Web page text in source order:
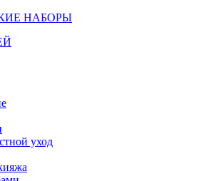
НАБОРЫ
уход